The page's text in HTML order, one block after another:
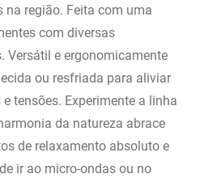
na região. Feita com uma
com diversas
Versátil e ergonomicamente
ou resfriada para aliviar
tensões. Experimente a linha
da natureza abrace
de relaxamento absoluto e
ir ao micro-ondas ou no